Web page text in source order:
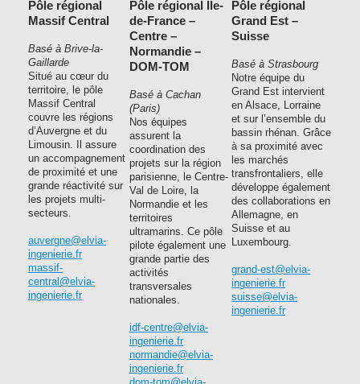
Pôle régional
Massif Central
Basé à Brive-la-
Gaillarde
Situé au cœur du
territoire, le pôle
Massif Central
couvre les régions
d’Auvergne et du
Limousin. Il assure
un accompagnement
de proximité et une
grande réactivité sur
les projets multi-
secteurs.
auvergne@elvia-
ingenierie.fr
massif-
central@elvia-
ingenierie.fr
Pôle régional Île-
de-France –
Centre –
Normandie –
DOM-TOM
Basé à Cachan
(Paris)
Nos équipes
assurent la
coordination des
projets sur la région
parisienne, le Centre-
Val de Loire, la
Normandie et les
territoires
ultramarins. Ce pôle
pilote également une
grande partie des
activités
transversales
nationales.
idf-centre@elvia-
ingenierie.fr
normandie@elvia-
ingenierie.fr
Pôle régional
Grand Est –
Suisse
Basé à Strasbourg
Notre équipe du
Grand Est intervient
en Alsace, Lorraine
et sur l’ensemble du
bassin rhénan. Grâce
à sa proximité avec
les marchés
transfrontaliers, elle
développe également
des collaborations en
Allemagne, en
Suisse et au
Luxembourg.
grand-est@elvia-
ingenierie.fr
suisse@elvia-
ingenierie.fr